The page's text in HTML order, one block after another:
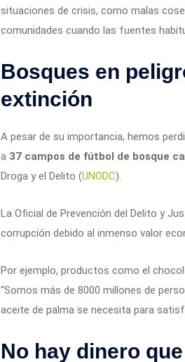
situaciones de crisis, como malas
comunidades cuando las fuentes
Bosques en
extinción
A pesar de su importancia, hemos
a 37 campos de fútbol de bosque
Droga y el Delito (UNODC).
La Oficial de Prevención del Delito y
corrupción debido al inmenso valor
Por ejemplo, productos como el
“Somos más de 8000 millones de
aceite de palma se necesita para
No hay dinero